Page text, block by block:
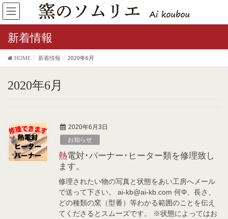
新着情報
HOME 新着情報 2020年6月
2020年6月
2020年6月3日
お知らせ
熱電対･バーナー･ヒーター類を修理致し
ます。
修理されたい物の写真と状態をあい工房へメール
で送って下さい。 ai-kb@ai-kb.com 何Φ、長さ、
どの種類の窯（型番）等わかる範囲のことを伝え
てくださるとスムーズです。 ※状態によってはお